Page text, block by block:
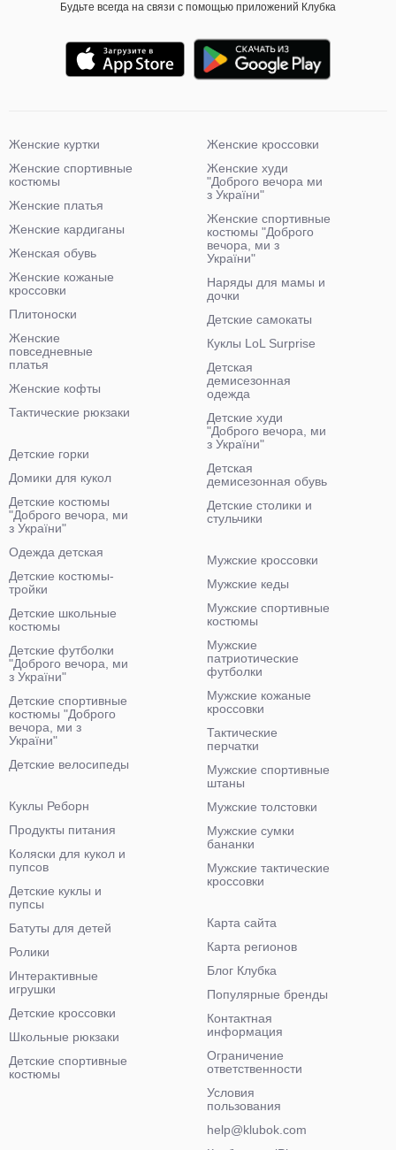
Будьте всегда на связи с помощью приложений Клубка
Женские куртки
Женские спортивные
костюмы
Женские платья
Женские кардиганы
Женская обувь
Женские кожаные
кроссовки
Плитоноски
Женские
повседневные
платья
Женские кофты
Тактические рюкзаки
Женские кроссовки
Женские худи
"Доброго вечора ми
з України"
Женские спортивные
костюмы "Доброго
вечора, ми з
України"
Наряды для мамы и
дочки
Детские самокаты
Куклы LoL Surprise
Детская
демисезонная
одежда
Детские худи
"Доброго вечора, ми
з України"
Детская
демисезонная обувь
Детские столики и
стульчики
Детские горки
Домики для кукол
Детские костюмы
"Доброго вечора, ми
з України"
Одежда детская
Детские костюмы-
тройки
Детские школьные
костюмы
Детские футболки
"Доброго вечора, ми
з України"
Детские спортивные
костюмы "Доброго
вечора, ми з
України"
Детские велосипеды
Мужские кроссовки
Мужские кеды
Мужские спортивные
костюмы
Мужские
патриотические
футболки
Мужские кожаные
кроссовки
Тактические
перчатки
Мужские спортивные
штаны
Мужские толстовки
Мужские сумки
бананки
Мужские тактические
кроссовки
Куклы Реборн
Продукты питания
Коляски для кукол и
пупсов
Детские куклы и
пупсы
Батуты для детей
Ролики
Интерактивные
игрушки
Детские кроссовки
Школьные рюкзаки
Детские спортивные
костюмы
Карта сайта
Карта регионов
Блог Клубка
Популярные бренды
Контактная
информация
Ограничение
ответственности
Условия
пользования
help@klubok.com